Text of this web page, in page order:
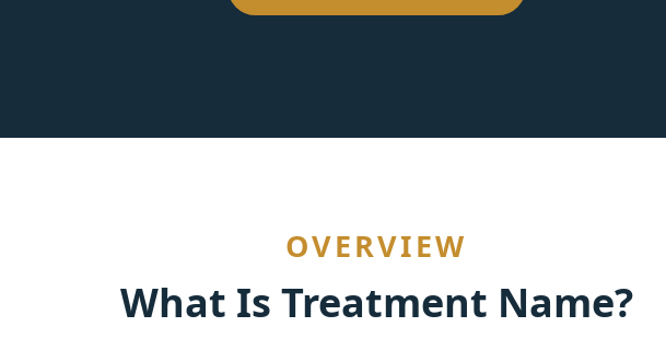
OVERVIEW
What Is Treatment Name?